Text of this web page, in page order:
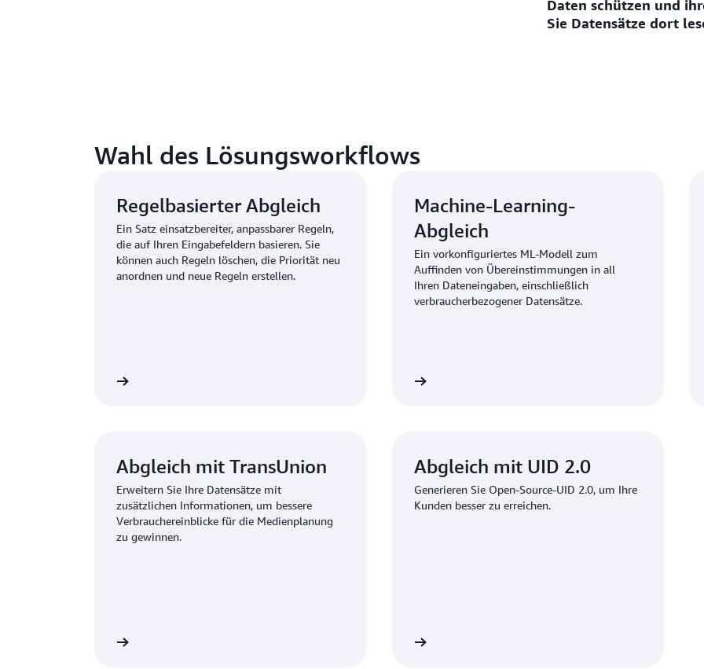
abgleichen oder je nach
Algorithmen einsetzen.
von
zu verstehen, zu erreichen
Daten schützen und
Sie Datensätze dort
Wahl des Lösungsworkflows
Regelbasierter Abgleich
Ein Satz einsatzbereiter, anpassbarer Regeln,
die auf Ihren Eingabefeldern basieren. Sie
können auch Regeln löschen, die Priorität neu
anordnen und neue Regeln erstellen.
Machine-Learning-
Abgleich
Ein vorkonfiguriertes ML-Modell zum
Auffinden von Übereinstimmungen in all
Ihren Dateneingaben, einschließlich
verbraucherbezogener Datensätze.
Abgleich mit TransUnion
Erweitern Sie Ihre Datensätze mit
zusätzlichen Informationen, um bessere
Verbrauchereinblicke für die Medienplanung
zu gewinnen.
Abgleich mit UID 2.0
Generieren Sie Open-Source-UID 2.0, um Ihre
Kunden besser zu erreichen.